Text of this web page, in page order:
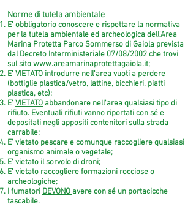
Norme di tutela ambientale
E' obbligatorio conoscere e rispettare la normativa
per la tutela ambientale ed archeologica dell'Area
Marina Protetta Parco Sommerso di Gaiola prevista
dal Decreto Interministeriale 07/08/2002 che trovi
sul sitowww.areamarinaprotettagaiola.it;
E' VIETATO introdurre nell'area vuoti a perdere
(bottiglie plastica/vetro, lattine, bicchieri, piatti
plastica, etc);
E' VIETATO abbandonare nell'area qualsiasi tipo di
rifiuto. Eventuali rifiuti vanno riportati con sé e
depositati negli appositi contenitori sulla strada
carrabile;
E' vietato pescare e comunque raccogliere qualsiasi
organismo animale o vegetale;
E' vietato il sorvolo di droni;
E' vietato raccogliere formazioni rocciose o
archeologiche;
I fumatori DEVONO avere con sé un portacicche
tascabile.